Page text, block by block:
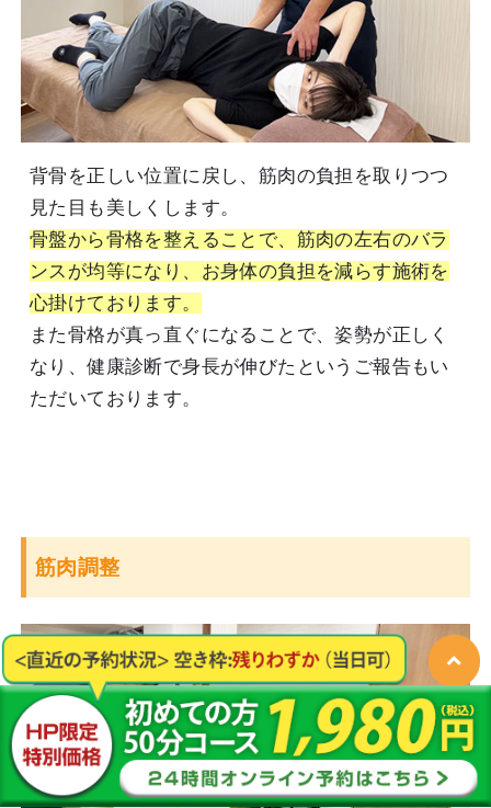
背骨を正しい位置に戻し、筋肉の負担を取りつつ
見た目も美しくします。
骨盤から骨格を整えることで、筋肉の左右のバラ
ンスが均等になり、お身体の負担を減らす施術を
心掛けております。
また骨格が真っ直ぐになることで、姿勢が正しく
なり、健康診断で身長が伸びたというご報告もい
ただいております。
筋肉調整